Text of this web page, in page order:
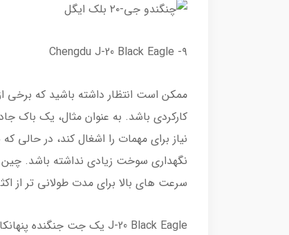
۹- Chengdu J-20 Black Eagle
ممکن است انتظار داشته باشید که برخی
کارکردی باشد. به عنوان مثال، یک باک
نیاز برای مهمات را اشغال کند، در
نگهداری سوخت زیادی نداشته باشد.
سرعت های بالا برای مدت طولانی تر از اکثر